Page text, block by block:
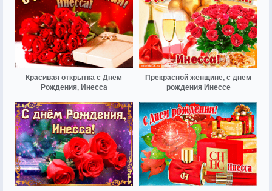
Красивая открытка с Днем
Рождения, Инесса
Прекрасной женщине, с днём
рождения Инессе